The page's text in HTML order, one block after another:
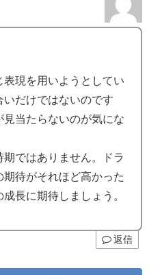
現を用いようとしてい
いだけではないのです
当たらないのが気にな
ではありません。ドラ
待がそれほど高かった
長に期待しましょう。
返信